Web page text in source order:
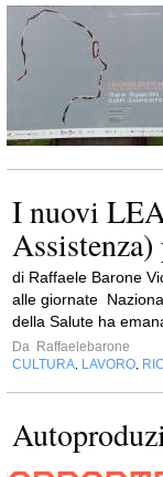
I nuovi
di Raffaele Barone
alle giornate
della Salute ha
Da Raffaelebarone
CULTURA LAVORO